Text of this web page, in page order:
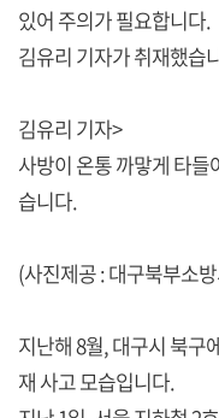
있어 주의가 필요합니다.
김유리 기자가 취재했습
김유리 기자>
사방이 온통 까맣게 타
습니다.
(사진제공 : 대구북부소
지난해 8월, 대구시 북구
재 사고 모습입니다.